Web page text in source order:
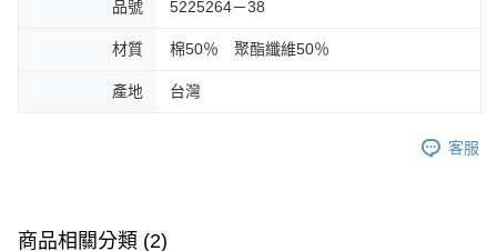
品號 5225264－38
材質 棉50％ 聚酯纖維50％
產地 台灣
客服
商品相關分類 (2)